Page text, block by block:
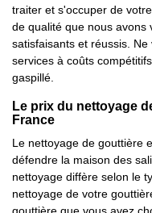
traiter et s'occuper de
de qualité que nous avons
satisfaisants et réussis.
services à coûts
gaspillé.
Le prix du nettoyage
France
Le nettoyage de gouttière
défendre la maison des
nettoyage diffère selon le
nettoyage de votre